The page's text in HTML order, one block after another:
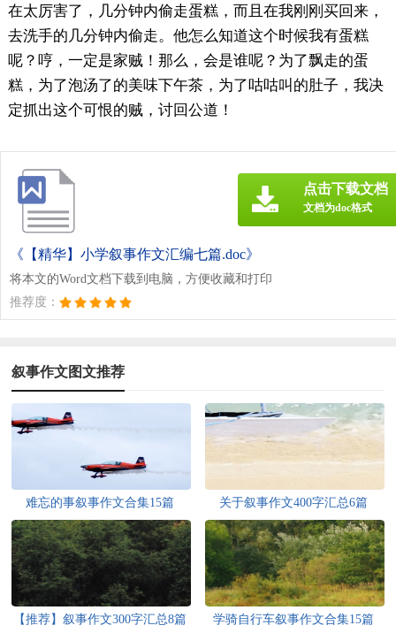
在太厉害了，几分钟内偷走蛋糕，而且在我刚刚买回来，
去洗手的几分钟内偷走。他怎么知道这个时候我有蛋糕
呢？哼，一定是家贼！那么，会是谁呢？为了飘走的蛋
糕，为了泡汤了的美味下午茶，为了咕咕叫的肚子，我决
定抓出这个可恨的贼，讨回公道！
《【精华】小学叙事作文汇编七篇.doc》
将本文的Word文档下载到电脑，方便收藏和打印
推荐度：
点击下载文档
文档为doc格式
叙事作文图文推荐
难忘的事叙事作文合集15篇 关于叙事作文400字汇总6篇
【推荐】叙事作文300字汇总8篇 学骑自行车叙事作文合集15篇